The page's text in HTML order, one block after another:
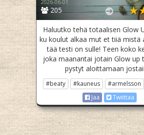
205
2026-06-01
Haluutko tehä totaalisen Glow
ku koulut alkaa mut et tiiä mistä
tää testi on sulle! Teen koko
joka maanantai jotain Glow up
pystyt aloittamaan
#beaty #kauneus #armelsson
Jaa
Twiittaa